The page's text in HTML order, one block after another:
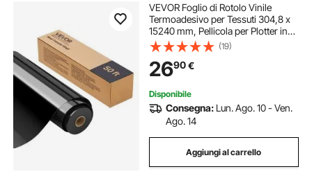
VEVOR Foglio di Rotolo Vinile
Termoadesivo per Tessuti 304,8 x
15240 mm, Pellicola per Plotter in
Vinile a Trasferimento Termico per
Macchine da Taglio, per Magliette
Cuscini Cappelli, HTV, Nero
(19)
2690€
Disponibile
Consegna: Lun. Ago. 10 - Ven.
Ago. 14
Aggiungi al carrello